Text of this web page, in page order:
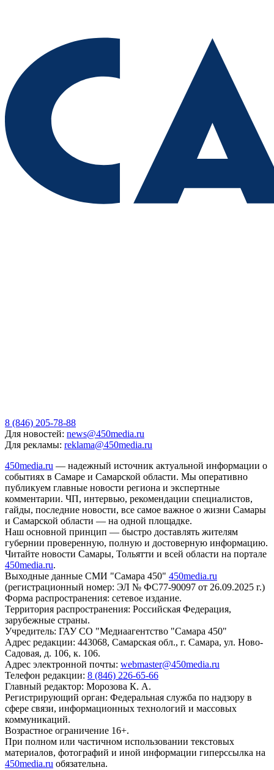
8 (846) 205-78-88
Для новостей: news@450media.ru
Для рекламы: reklama@450media.ru
450media.ru — надежный источник актуальной информации о
событиях в Самаре и Самарской области. Мы оперативно
публикуем главные новости региона и экспертные
комментарии. ЧП, интервью, рекомендации специалистов,
гайды, последние новости, все самое важное о жизни Самары
и Самарской области — на одной площадке.
Наш основной принцип — быстро доставлять жителям
губернии проверенную, полную и достоверную информацию.
Читайте новости Самары, Тольятти и всей области на портале
450media.ru.
Выходные данные СМИ "Самара 450" 450media.ru
(регистрационный номер: ЭЛ № ФС77-90097 от 26.09.2025 г.)
Форма распространения: сетевое издание.
Территория распространения: Российская Федерация,
зарубежные страны.
Учредитель: ГАУ СО "Медиаагентство "Самара 450"
Адрес редакции: 443068, Самарская обл., г. Самара, ул. Ново-
Садовая, д. 106, к. 106.
Адрес электронной почты: webmaster@450media.ru
Телефон редакции: 8 (846) 226-65-66
Главный редактор: Морозова К. А.
Регистрирующий орган: Федеральная служба по надзору в
сфере связи, информационных технологий и массовых
коммуникаций.
Возрастное ограничение 16+.
При полном или частичном использовании текстовых
материалов, фотографий и иной информации гиперссылка на
450media.ru обязательна.